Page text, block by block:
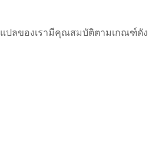
แปลของเรามีคุณสมบัติตามเกณฑ์ดัง